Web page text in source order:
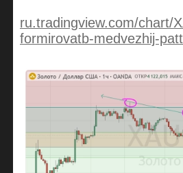
ru.tradingview.com/chart/
formirovatb-medvezhij-